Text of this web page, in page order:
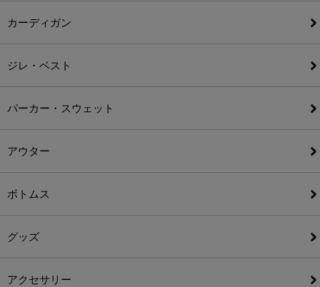
カーディガン
ジレ・ベスト
パーカー・スウェット
アウター
ボトムス
グッズ
アクセサリー